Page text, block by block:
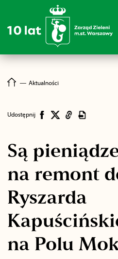
― Aktualności
Udostępnij
Są
na remont
Ryszarda
na Polu